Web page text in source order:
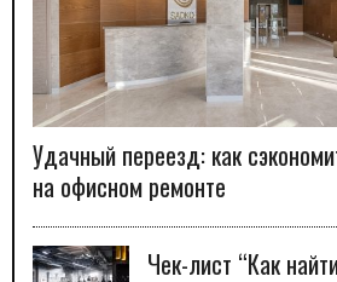
Удачный переезд: как
на офисном ремонте
Чек-лист “Как